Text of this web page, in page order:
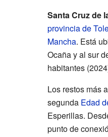
Santa Cruz de
provincia de
Mancha. Está
Ocaña y al sur
habitantes
Los restos más
segunda Edad
Esperillas.
punto de